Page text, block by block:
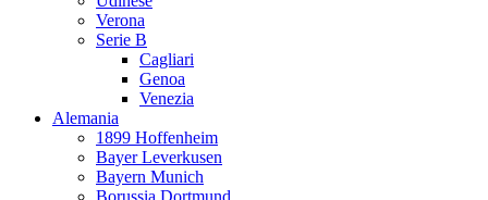
Verona
Serie B
Cagliari
Genoa
Venezia
Alemania
1899 Hoffenheim
Bayer Leverkusen
Bayern Munich
Borussia Dortmund